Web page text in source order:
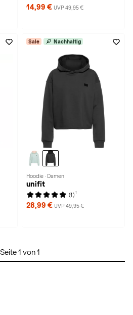
14,99 € UVP 49,95 €
Sale Nachhaltig
Hoodie · Damen
unifit
(1) 1
28,99 € UVP 49,95 €
Seite 1 von 1